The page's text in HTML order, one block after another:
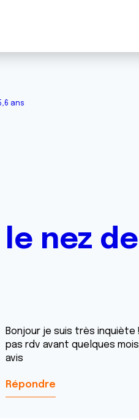
ans
nez
Bonjour je suis très inquiète
pas rdv avant quelques
avis
Répondre